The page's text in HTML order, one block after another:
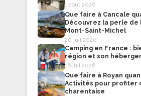
1 août 2026
Que faire à Cancale
Découvrez la perle de
Mont-Saint-Michel
20 juil 2026
Camping en France :
région et son
16 juil 2026
Que faire à Royan
Activités pour profiter
charentaise